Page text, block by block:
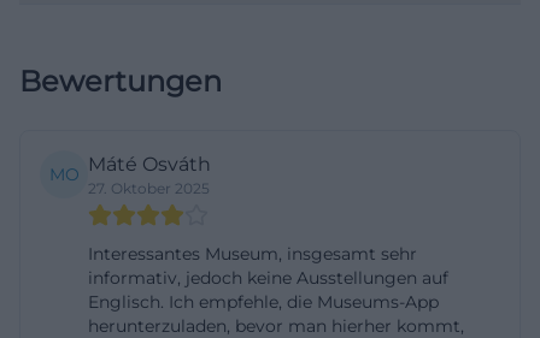
thematisch spezialisierte Bereiche, die die
Website des Museums werden etwa Aspekte des
Gesundheitswesens, Die Deggendorfer Gnad und
mehrere Unterthemen zur Stadtgeschichte
genannt. Zusätzlich verweist die
museumspädagogische Seite auf
Führungsangebote mit Schwerpunkt Deggendorf
Bewertungen
MO Máté Osváth
27. Oktober 2025
Interessantes Museum, insgesamt sehr
informativ, jedoch keine Ausstellungen auf
Englisch. Ich empfehle, die Museums-App
herunterzuladen, bevor man hierher kommt,